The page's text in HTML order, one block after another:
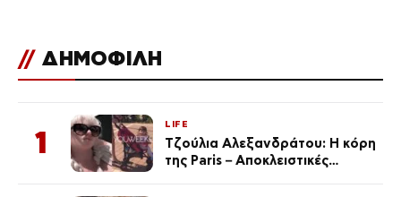
// ΔΗΜΟΦΙΛΗ
1
LIFE
Τζούλια Αλεξανδράτου: Η κόρη
της Paris – Αποκλειστικές